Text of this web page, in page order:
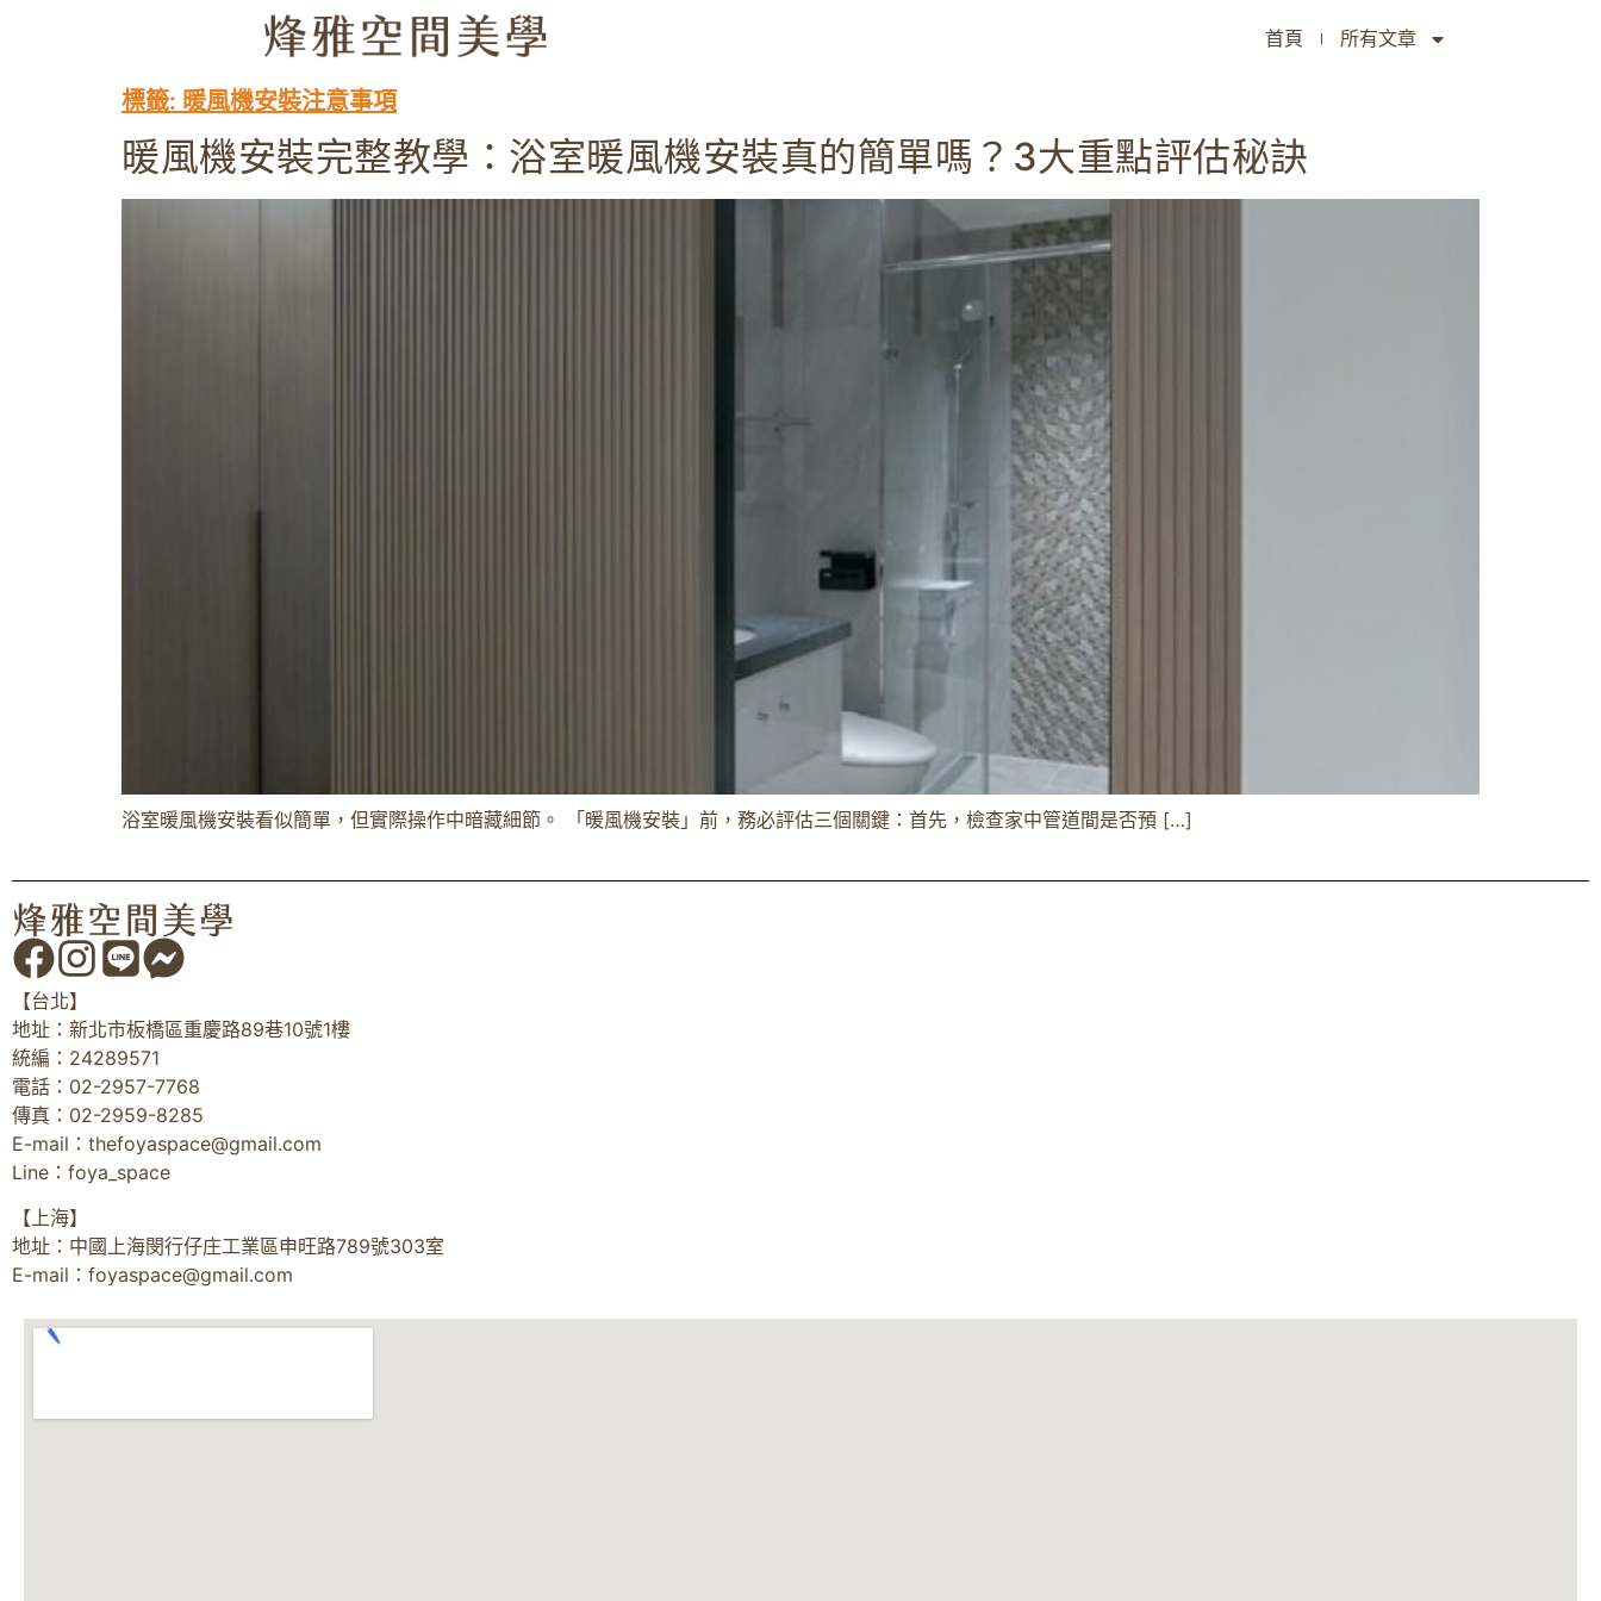
首頁 所有文章
標籤: 暖風機安裝注意事項
暖風機安裝完整教學：浴室暖風機安裝真的簡單嗎？3大重點評估秘訣
浴室暖風機安裝看似簡單，但實際操作中暗藏細節。 「暖風機安裝」前，務必評估三個關鍵：首先，檢查家中管道間是否預 […]
【台北】
地址：新北市板橋區重慶路89巷10號1樓
統編：24289571
電話：02-2957-7768
傳真：02-2959-8285
E-mail： thefoyaspace@gmail.com
Line：foya_space
【上海】
地址：中國上海閔行仔庄工業區申旺路789號303室
E-mail： foyaspace@gmail.com